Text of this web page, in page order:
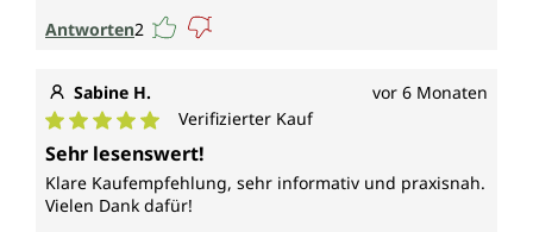
Antworten2
Sabine H. vor 6 Monaten
Durchschnittliche Bewertung von 5 von 5 Sternen
Verifizierter Kauf
Sehr lesenswert!
Klare Kaufempfehlung, sehr informativ und praxisnah.
Vielen Dank dafür!